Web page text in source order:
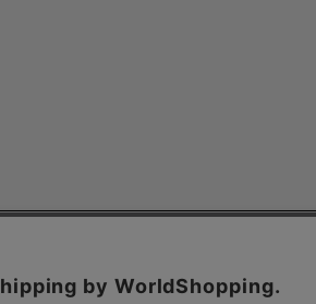
Flagship store InstagramBIOTOPBIOTOP ONLINE